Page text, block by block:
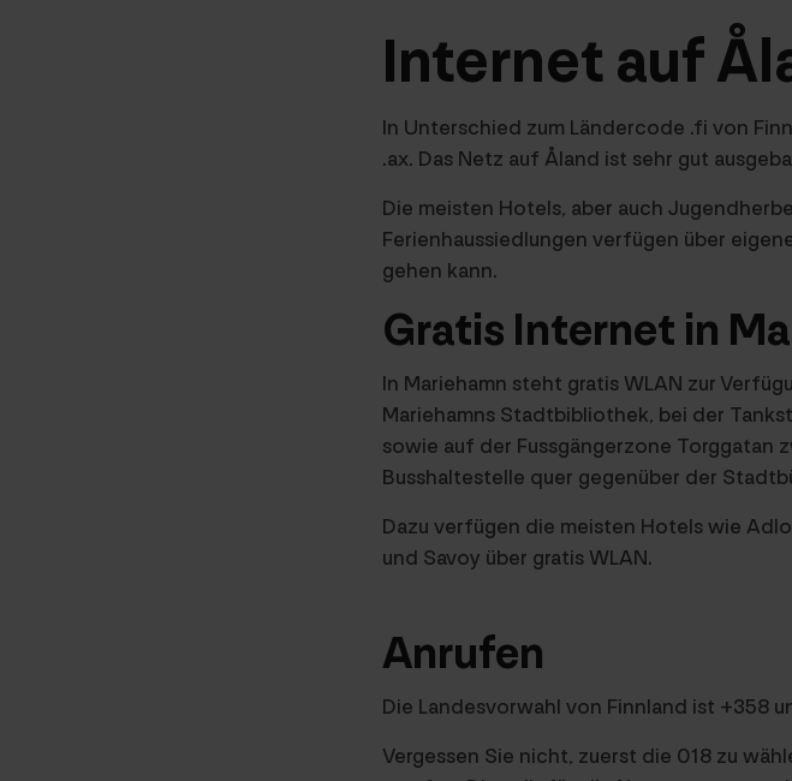
Internet auf
In Unterschied zum Ländercode .fi von
.ax. Das Netz auf Åland ist sehr gut
Die meisten Hotels, aber auch
Ferienhaussiedlungen verfügen über
gehen kann.
Gratis Internet in
In Mariehamn steht gratis WLAN zur
Mariehamns Stadtbibliothek, bei der
sowie auf der Fussgängerzone Torggatan
Busshaltestelle quer gegenüber der
Dazu verfügen die meisten Hotels wie
und Savoy über gratis WLAN.
Anrufen
Die Landesvorwahl von Finnland ist +358
Vergessen Sie nicht, zuerst die 018 zu